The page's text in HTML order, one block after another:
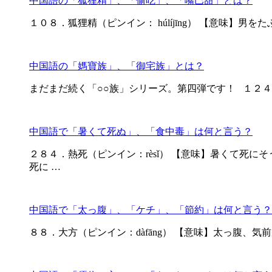
１０８．狐狸精（ピンイン： húlíjīng） 【意味】男を
中国語の「媽寶族」、「御宅族」とは？
まだまだ続く「○○族」シリーズ。第四弾です！ １２
中国語で「暑くて死ぬ」、「食中毒」は何と言う？
２８４．熱死（ピンイン：rèsǐ） 【意味】暑くて死
死に …
中国語で「太っ腹」、「ケチ」、「節約」は何と言う？
８８．大方（ピンイン：dàfāng） 【意味】太っ腹、